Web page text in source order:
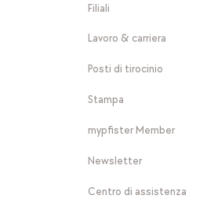
Filiali
Lavoro & carriera
Posti di tirocinio
Stampa
mypfister Member
Newsletter
Centro di assistenza